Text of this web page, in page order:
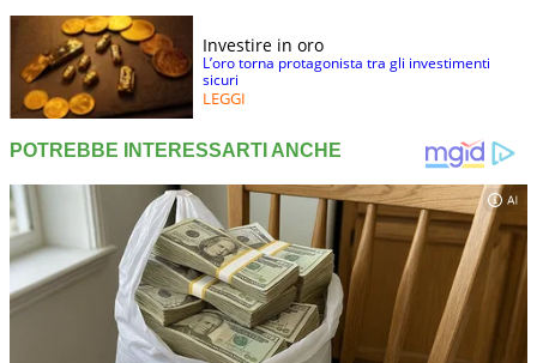
Investire in oro
L’oro torna protagonista tra gli investimenti
sicuri
LEGGI